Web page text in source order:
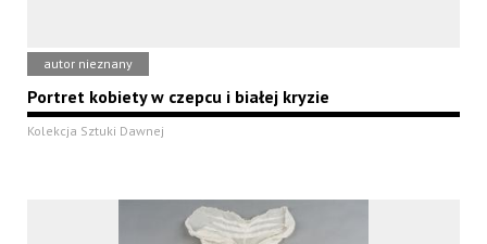
autor nieznany
Portret kobiety w czepcu i białej kryzie
Kolekcja Sztuki Dawnej